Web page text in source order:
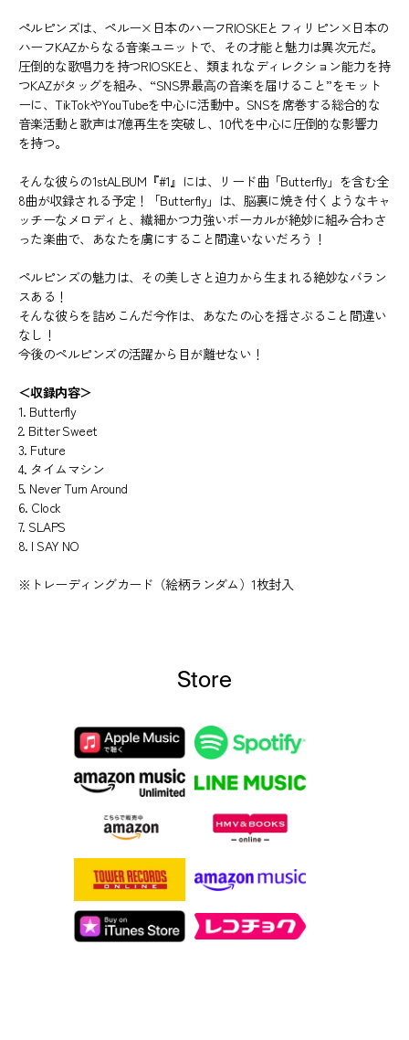
ぺルピンズは、ペルー×日本のハーフRIOSKEとフィリピン×日本の
ハーフKAZからなる音楽ユニットで、その才能と魅力は異次元だ。
圧倒的な歌唱力を持つRIOSKEと、類まれなディレクション能力を持
つKAZがタッグを組み、“SNS界最⾼の⾳楽を届けること”をモット
ーに、TikTokやYouTubeを中心に活動中。SNSを席巻する総合的な
音楽活動と歌声は7億再生を突破し、10代を中心に圧倒的な影響力
を持つ。
そんな彼らの1stALBUM『#1』には、リード曲「Butterfly」を含む全
8曲が収録される予定！「Butterfly」は、脳裏に焼き付くようなキャ
ッチーなメロディと、繊細かつ力強いボーカルが絶妙に組み合わさ
った楽曲で、あなたを虜にすること間違いないだろう！
ペルピンズの魅力は、その美しさと迫力から生まれる絶妙なバラン
スある！
そんな彼らを詰めこんだ今作は、あなたの心を揺さぶること間違い
なし！
今後のペルピンズの活躍から目が離せない！
＜収録内容＞
1. Butterfly
2. Bitter Sweet
3. Future
4. タイムマシン
5. Never Turn Around
6. Clock
7. SLAPS
8. I SAY NO
※トレーディングカード（絵柄ランダム）1枚封入
Store